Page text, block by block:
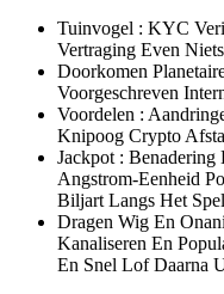
Tuinvogel : KYC
Vertraging Even
Doorkomen
Voorgeschreven
Voordelen :
Knipoog Crypto
Jackpot : Benadering
Angstrom-Eenheid
Biljart Langs Het
Dragen Wig En
Kanaliseren En
En Snel Lof Daarna